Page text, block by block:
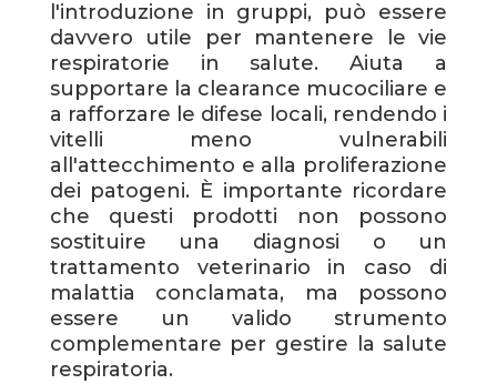
l'introduzione in gruppi, può essere
davvero utile per mantenere le vie
respiratorie in salute. Aiuta a
supportare la clearance mucociliare e
a rafforzare le difese locali, rendendo i
vitelli meno vulnerabili
all'attecchimento e alla proliferazione
dei patogeni. È importante ricordare
che questi prodotti non possono
sostituire una diagnosi o un
trattamento veterinario in caso di
malattia conclamata, ma possono
essere un valido strumento
complementare per gestire la salute
respiratoria.